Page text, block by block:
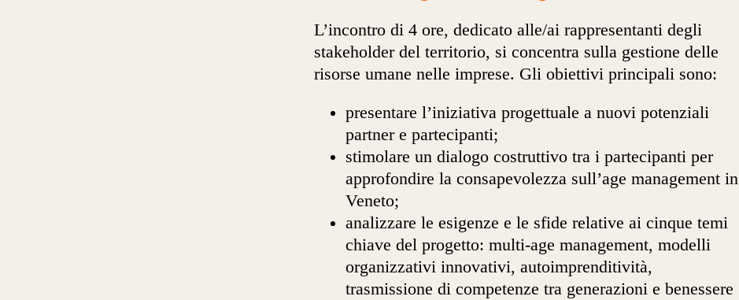
L’incontro di 4 ore, dedicato alle/ai rappresentanti degli
stakeholder del territorio, si concentra sulla gestione delle
risorse umane nelle imprese. Gli obiettivi principali sono:
presentare l’iniziativa progettuale a nuovi potenziali
partner e partecipanti;
stimolare un dialogo costruttivo tra i partecipanti per
approfondire la consapevolezza sull’age management in
Veneto;
analizzare le esigenze e le sfide relative ai cinque temi
chiave del progetto: multi-age management, modelli
organizzativi innovativi, autoimprenditività,
trasmissione di competenze tra generazioni e benessere